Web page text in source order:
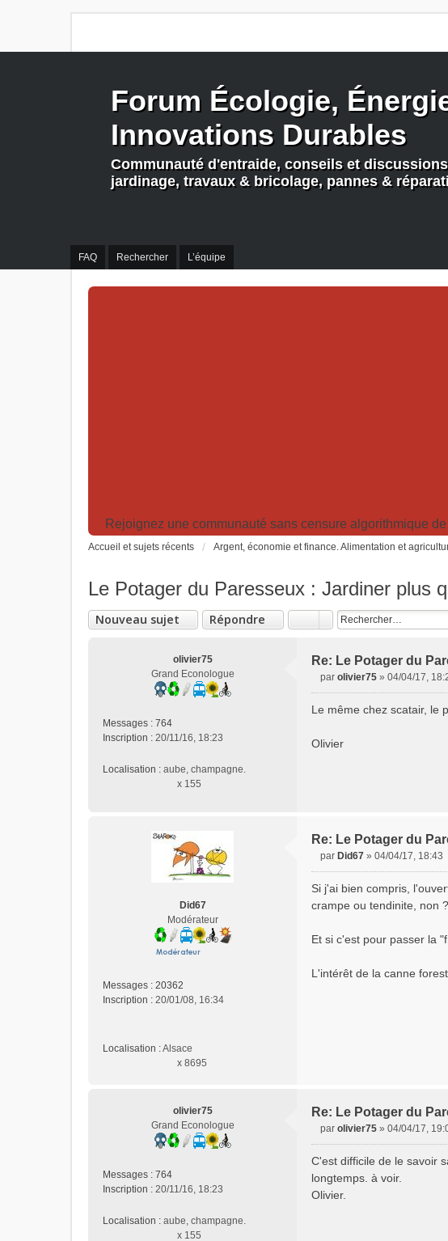
FAQ Rechercher L’équipe
Forum Écologie,
Innovations Durables
Communauté d'entraide, conseils et
jardinage, travaux & bricolage, pannes &
Rejoignez une communauté sans censure algorithmique
Accueil et sujets récents Argent, économie et finance. Alimentation et
Le Potager du Paresseux : Jardiner plus
Nouveau sujet Répondre
olivier75
Grand Econologue
Messages : 764
Inscription : 20/11/16, 18:23
Localisation : aube, champagne.
x 155
Re: Le Potager du
s
a
par olivier75 » 04/04/17,
Le même chez scatair, le
Olivier
Did67
Modérateur
Messages : 20362
Inscription : 20/01/08, 16:34
Localisation :Alsace
x 8695
Re: Le Potager du
s
s
g
n
par Did67 » 04/04/17, 18:43
Si j'ai bien compris,
crampe ou tendinite, non
Et si c'est pour passer la
L'intérêt de la canne
olivier75
Grand Econologue
Messages : 764
Inscription : 20/11/16, 18:23
Localisation : aube, champagne.
x 155
Re: Le Potager du
s
s
a
par olivier75 » 04/04/17,
C'est difficile de le savoir
longtemps. à voir.
Olivier.